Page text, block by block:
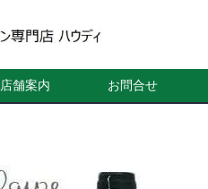
店舗案内 お問合せ